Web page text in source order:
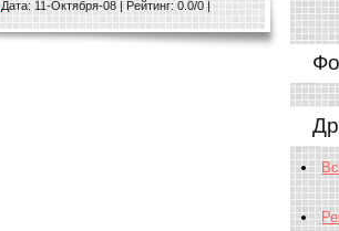
Дата: 11-Октября-08 | Рейтинг: 0.0/0 |